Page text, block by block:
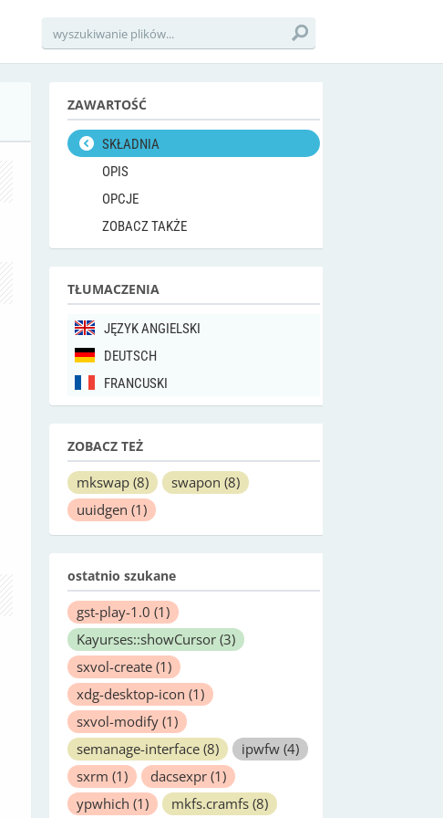
ZAWARTOŚĆ
SKŁADNIA
OPIS
OPCJE
ZOBACZ TAKŻE
TŁUMACZENIA
JĘZYK ANGIELSKI
DEUTSCH
FRANCUSKI
ZOBACZ TEŻ
mkswap (8) swapon (8)
uuidgen (1)
ostatnio szukane
gst-play-1.0 (1)
Kayurses::showCursor (3)
sxvol-create (1)
xdg-desktop-icon (1)
sxvol-modify (1)
semanage-interface (8) ipwfw (4)
sxrm (1) dacsexpr (1)
ypwhich (1) mkfs.cramfs (8)